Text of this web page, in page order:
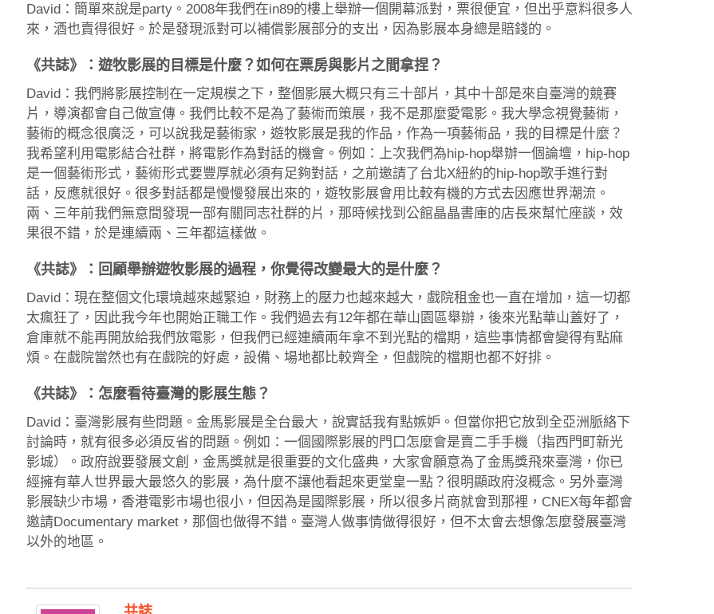
David：簡單來說是party。2008年我們在in89的樓上舉辦一個開幕派對，票很便宜，但出乎意料很多人
來，酒也賣得很好。於是發現派對可以補償影展部分的支出，因為影展本身總是賠錢的。
《共誌》：遊牧影展的目標是什麼？如何在票房與影片之間拿捏？
David：我們將影展控制在一定規模之下，整個影展大概只有三十部片，其中十部是來自臺灣的競賽
片，導演都會自己做宣傳。我們比較不是為了藝術而策展，我不是那麼愛電影。我大學念視覺藝術，
藝術的概念很廣泛，可以說我是藝術家，遊牧影展是我的作品，作為一項藝術品，我的目標是什麼？
我希望利用電影結合社群，將電影作為對話的機會。例如：上次我們為hip-hop舉辦一個論壇，hip-hop
是一個藝術形式，藝術形式要豐厚就必須有足夠對話，之前邀請了台北X紐約的hip-hop歌手進行對
話，反應就很好。很多對話都是慢慢發展出來的，遊牧影展會用比較有機的方式去因應世界潮流。
兩、三年前我們無意間發現一部有關同志社群的片，那時候找到公館晶晶書庫的店長來幫忙座談，效
果很不錯，於是連續兩、三年都這樣做。
《共誌》：回顧舉辦遊牧影展的過程，你覺得改變最大的是什麼？
David：現在整個文化環境越來越緊迫，財務上的壓力也越來越大，戲院租金也一直在增加，這一切都
太瘋狂了，因此我今年也開始正職工作。我們過去有12年都在華山園區舉辦，後來光點華山蓋好了，
倉庫就不能再開放給我們放電影，但我們已經連續兩年拿不到光點的檔期，這些事情都會變得有點麻
煩。在戲院當然也有在戲院的好處，設備、場地都比較齊全，但戲院的檔期也都不好排。
《共誌》：怎麼看待臺灣的影展生態？
David：臺灣影展有些問題。金馬影展是全台最大，說實話我有點嫉妒。但當你把它放到全亞洲脈絡下
討論時，就有很多必須反省的問題。例如：一個國際影展的門口怎麼會是賣二手手機（指西門町新光
影城）。政府說要發展文創，金馬獎就是很重要的文化盛典，大家會願意為了金馬獎飛來臺灣，你已
經擁有華人世界最大最悠久的影展，為什麼不讓他看起來更堂皇一點？很明顯政府沒概念。另外臺灣
影展缺少市場，香港電影市場也很小，但因為是國際影展，所以很多片商就會到那裡，CNEX每年都會
邀請Documentary market，那個也做得不錯。臺灣人做事情做得很好，但不太會去想像怎麼發展臺灣
以外的地區。